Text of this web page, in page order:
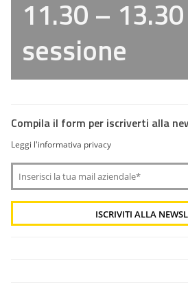
11.30 –
sessione
Compila il form per iscriverti alla
Leggi l'informativa privacy